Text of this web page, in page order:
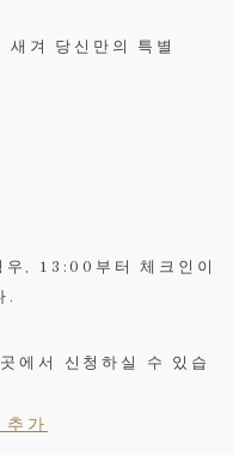
겨 당신만의 특별
, 13:00부터 체크인이
.
에서 신청하실 수 있습
가